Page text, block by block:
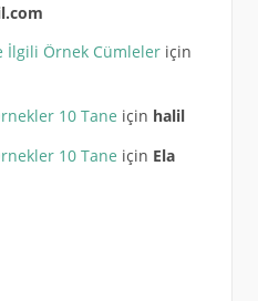
İlgili Örnek Cümleleriçin
10 Tane için halil
10 Tane için Ela